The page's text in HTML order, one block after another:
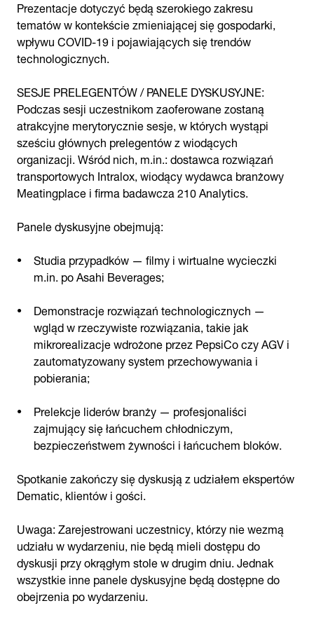
Prezentacje dotyczyć będą szerokiego zakresu
tematów w kontekście zmieniającej się gospodarki,
wpływu COVID-19 i pojawiających się trendów
technologicznych.
SESJE PRELEGENTÓW / PANELE DYSKUSYJNE:
Podczas sesji uczestnikom zaoferowane zostaną
atrakcyjne merytorycznie sesje, w których wystąpi
sześciu głównych prelegentów z wiodących
organizacji. Wśród nich, m.in.: dostawca rozwiązań
transportowych Intralox, wiodący wydawca branżowy
Meatingplace i firma badawcza 210 Analytics.
Panele dyskusyjne obejmują:
Studia przypadków — filmy i wirtualne wycieczki
m.in. po Asahi Beverages;
Demonstracje rozwiązań technologicznych —
wgląd w rzeczywiste rozwiązania, takie jak
mikrorealizacje wdrożone przez PepsiCo czy AGV i
zautomatyzowany system przechowywania i
pobierania;
Prelekcje liderów branży — profesjonaliści
zajmujący się łańcuchem chłodniczym,
bezpieczeństwem żywności i łańcuchem bloków.
Spotkanie zakończy się dyskusją z udziałem ekspertów
Dematic, klientów i gości.
Uwaga: Zarejestrowani uczestnicy, którzy nie wezmą
udziału w wydarzeniu, nie będą mieli dostępu do
dyskusji przy okrągłym stole w drugim dniu. Jednak
wszystkie inne panele dyskusyjne będą dostępne do
obejrzenia po wydarzeniu.